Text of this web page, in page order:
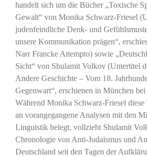
handelt sich um die Bücher „Toxische
Gewalt“ von Monika Schwarz-Friesel
judenfeindliche Denk- und
unsere Kommunikation prägen“,
Narr Francke Attempto) sowie
Sicht“ von Shulamit Volkov (Untertitel
Andere Geschichte – Vom 18.
Gegenwart“, erschienen in München
Während Monika Schwarz-Friesel diese
an vorangegangene Analysen mit den
Linguistik belegt, vollzieht Shulamit
Chronologie von Anti-Judaismus und
Deutschland seit den Tagen der